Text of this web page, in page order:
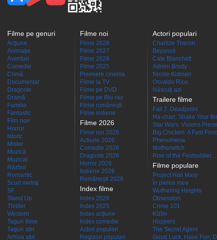
Filme pe genuri
Acţiune
Animaţie
Aventuri
Comedie
Crimă
Documentar
Dragoste
Dramă
Familie
Fantastic
Film noir
Horror
Istoric
Mister
Muzică
Muzical
Război
Romantic
Scurt metraj
SF
Stand Up
Thriller
Western
Taguri filme
Taguri stiri
Arhiva stiri
Filme noi
Filme 2028
Filme 2027
Filme 2026
Filme 2025
Premiere cinema
Filme la TV
Filme pe DVD
Filme pe Blu-ray
Filme româneşti
Filme indiene
Filme 2026
Filme noi 2026
Actiune 2026
Comedie 2026
Dragoste 2026
Horror 2026
Indiene 2026
Româneşti 2026
Index filme
Index 2026
Index 2025
Index acţiune
Index comedie
Actori populari
Regizori populari
Actori populari
Charlize Theron
Beyoncé
Cate Blanchett
Adrien Brody
Nicole Kidman
Osvaldo Ríos
Născuţi azi
Trailere filme
Fall 2: Deadpoint
Ha-chan, Shake Your
Star Wars: Visions
Big Chicken: A Fast
Phenomena
Motherwitch
Rise of the Footsoldier:...
Filme populare
Project Hail Mary
În pielea mea
Wuthering Heights
Obsession
Crime 101
Kîzîm
Hoppers
The Secret Agent
Good Luck, Have Fun,